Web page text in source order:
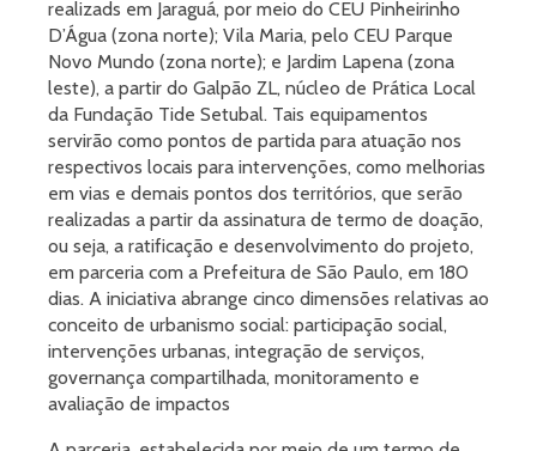
realizads em Jaraguá, por meio do CEU Pinheirinho
D’Água (zona norte); Vila Maria, pelo CEU Parque
Novo Mundo (zona norte); e Jardim Lapena (zona
leste), a partir do Galpão ZL, núcleo de Prática Local
da Fundação Tide Setubal. Tais equipamentos
servirão como pontos de partida para atuação nos
respectivos locais para intervenções, como melhorias
em vias e demais pontos dos territórios, que serão
realizadas a partir da assinatura de termo de doação,
ou seja, a ratificação e desenvolvimento do projeto,
em parceria com a Prefeitura de São Paulo, em 180
dias. A iniciativa abrange cinco dimensões relativas ao
conceito de urbanismo social: participação social,
intervenções urbanas, integração de serviços,
governança compartilhada, monitoramento e
avaliação de impactos